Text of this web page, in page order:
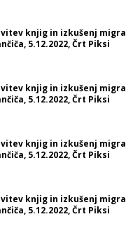
knjig in izkušenj
5.12.2022, Črt Piksi
knjig in izkušenj
5.12.2022, Črt Piksi
knjig in izkušenj
5.12.2022, Črt Piksi
knjig in izkušenj
5.12.2022, Črt Piksi